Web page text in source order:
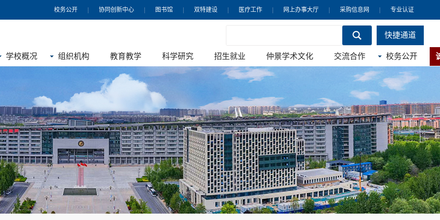
专业认证
采购信息网
网上办事大厅
医疗工作
双特建设
图书馆
协同创新中心
校务公开
快捷通道
学校概况 组织机构 教育教学 科学研究 招生就业 仲景学术文化 交流合作 校务公开